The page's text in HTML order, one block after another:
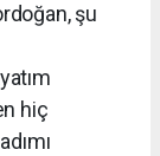
şu
hiç